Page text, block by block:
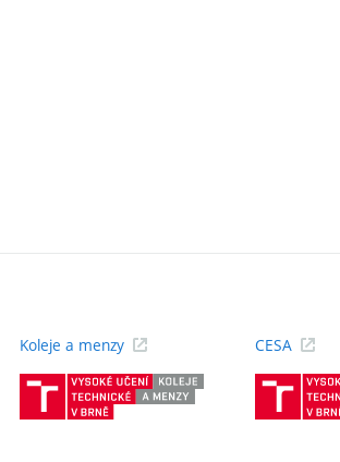
Koleje a menzy
(externí
CESA